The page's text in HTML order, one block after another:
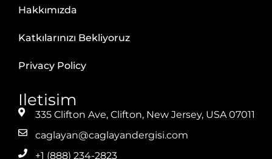
Hakkımızda
Katkılarınızı Bekliyoruz
Privacy Policy
Iletisim
335 Clifton Ave, Clifton, New Jersey, USA 07011
caglayan@caglayandergisi.com
+1 (888) 234-2823